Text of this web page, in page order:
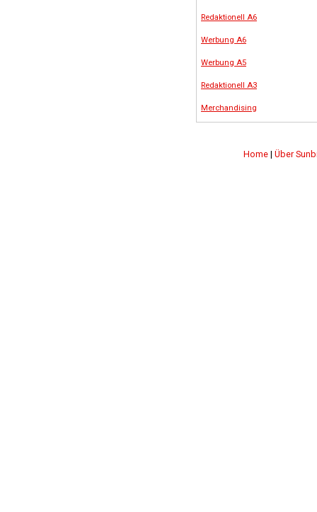
Redaktionell A6
Werbung A6
Werbung A5
Redaktionell A3
Merchandising
Home | Über